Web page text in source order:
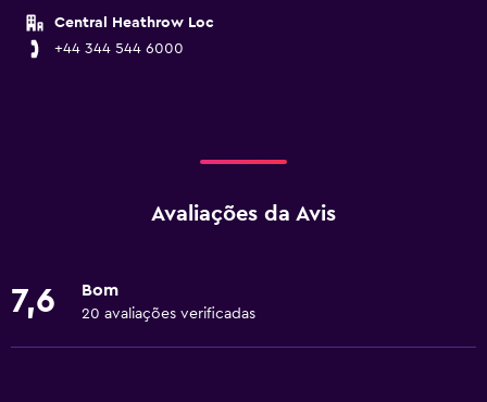
Central Heathrow Loc
+44 344 544 6000
Avaliações da Avis
7,6 Bom
20 avaliações verificadas